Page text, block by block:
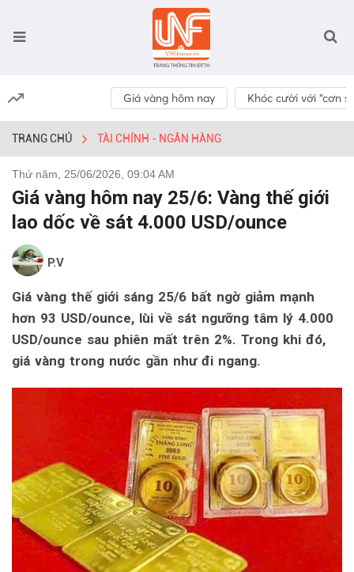
Giá vàng hôm nay Khóc cười với “cơn
TRANG CHỦ TÀI CHÍNH - NGÂN HÀNG
Thứ năm, 25/06/2026, 09:04 AM
Giá vàng hôm nay 25/6: Vàng thế giới
lao dốc về sát 4.000 USD/ounce
P.V
Giá vàng thế giới sáng 25/6 bất ngờ giảm mạnh
hơn 93 USD/ounce, lùi về sát ngưỡng tâm lý 4.000
USD/ounce sau phiên mất trên 2%. Trong khi đó,
giá vàng trong nước gần như đi ngang.